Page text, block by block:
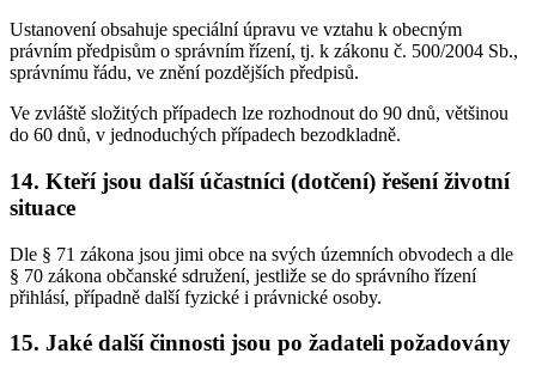
Ustanovení obsahuje speciální úpravu ve vztahu k obecným
právním předpisům o správním řízení, tj. k zákonu č. 500/2004 Sb.,
správnímu řádu, ve znění pozdějších předpisů.
Ve zvláště složitých případech lze rozhodnout do 90 dnů, většinou
do 60 dnů, v jednoduchých případech bezodkladně.
14. Kteří jsou další účastníci (dotčení) řešení životní
situace
Dle § 71 zákona jsou jimi obce na svých územních obvodech a dle
§ 70 zákona občanské sdružení, jestliže se do správního řízení
přihlásí, případně další fyzické i právnické osoby.
15. Jaké další činnosti jsou po žadateli požadovány